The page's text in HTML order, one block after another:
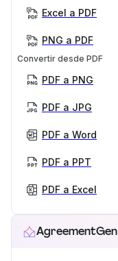
Excel a PDF
PNG a PDF
Convertir desde PDF
PDF a PNG
PDF a JPG
PDF a Word
PDF a PPT
PDF a Excel
AgreementGen